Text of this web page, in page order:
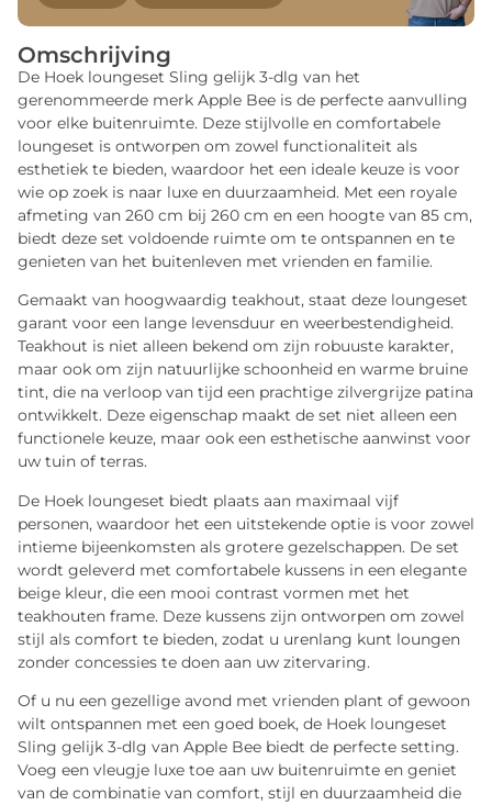
Omschrijving
De Hoek loungeset Sling gelijk 3-dlg van het
gerenommeerde merk Apple Bee is de perfecte aanvulling
voor elke buitenruimte. Deze stijlvolle en comfortabele
loungeset is ontworpen om zowel functionaliteit als
esthetiek te bieden, waardoor het een ideale keuze is voor
wie op zoek is naar luxe en duurzaamheid. Met een royale
afmeting van 260 cm bij 260 cm en een hoogte van 85 cm,
biedt deze set voldoende ruimte om te ontspannen en te
genieten van het buitenleven met vrienden en familie.
Gemaakt van hoogwaardig teakhout, staat deze loungeset
garant voor een lange levensduur en weerbestendigheid.
Teakhout is niet alleen bekend om zijn robuuste karakter,
maar ook om zijn natuurlijke schoonheid en warme bruine
tint, die na verloop van tijd een prachtige zilvergrijze patina
ontwikkelt. Deze eigenschap maakt de set niet alleen een
functionele keuze, maar ook een esthetische aanwinst voor
uw tuin of terras.
De Hoek loungeset biedt plaats aan maximaal vijf
personen, waardoor het een uitstekende optie is voor zowel
intieme bijeenkomsten als grotere gezelschappen. De set
wordt geleverd met comfortabele kussens in een elegante
beige kleur, die een mooi contrast vormen met het
teakhouten frame. Deze kussens zijn ontworpen om zowel
stijl als comfort te bieden, zodat u urenlang kunt loungen
zonder concessies te doen aan uw zitervaring.
Of u nu een gezellige avond met vrienden plant of gewoon
wilt ontspannen met een goed boek, de Hoek loungeset
Sling gelijk 3-dlg van Apple Bee biedt de perfecte setting.
Voeg een vleugje luxe toe aan uw buitenruimte en geniet
van de combinatie van comfort, stijl en duurzaamheid die